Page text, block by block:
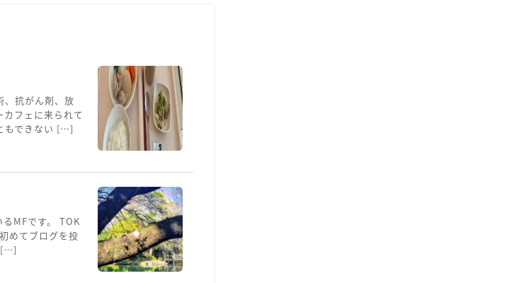
、抗がん剤、放
フェに来られて
もできない […]
MFです。 TOK
めてブログを投
[…]